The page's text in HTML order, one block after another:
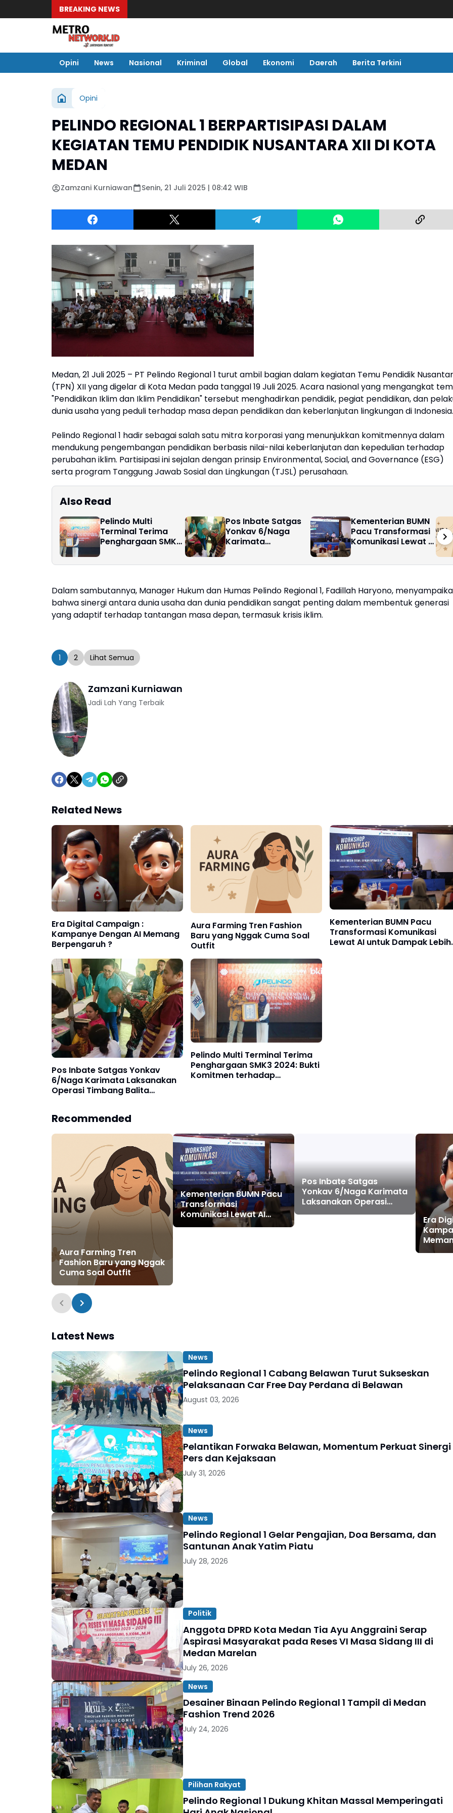
BREAKING NEWS
Opini News Nasional Kriminal Global Ekonomi Daerah Berita Terkini
Opini
PELINDO REGIONAL 1 BERPARTISIPASI DALAM
KEGIATAN TEMU PENDIDIK NUSANTARA XII DI KOTA
MEDAN
Zamzani Kurniawan Senin, 21 Juli 2025 | 08:42 WIB
Medan, 21 Juli 2025 – PT Pelindo Regional 1 turut ambil bagian dalam kegiatan Temu Pendidik
(TPN) XII yang digelar di Kota Medan pada tanggal 19 Juli 2025. Acara nasional yang mengangkat
"Pendidikan Iklim dan Iklim Pendidikan" tersebut menghadirkan pendidik, pegiat pendidikan, dan
dunia usaha yang peduli terhadap masa depan pendidikan dan keberlanjutan lingkungan di Indonesia.
Pelindo Regional 1 hadir sebagai salah satu mitra korporasi yang menunjukkan komitmennya dalam
mendukung pengembangan pendidikan berbasis nilai-nilai keberlanjutan dan kepedulian terhadap
perubahan iklim. Partisipasi ini sejalan dengan prinsip Environmental, Social, and Governance (ESG)
serta program Tanggung Jawab Sosial dan Lingkungan (TJSL) perusahaan.
Also Read
Pelindo Multi
Terminal Terima
Penghargaan SMK3
Komitmen terhadap
Pos Inbate Satgas
Yonkav 6/Naga
Karimata
Timbang Balita
Kementerian BUMN
Pacu Transformasi
Komunikasi Lewat AI
Luas ke Masyarakat
Dalam sambutannya, Manager Hukum dan Humas Pelindo Regional 1, Fadillah Haryono,
bahwa sinergi antara dunia usaha dan dunia pendidikan sangat penting dalam membentuk generasi
yang adaptif terhadap tantangan masa depan, termasuk krisis iklim.
1 2 Lihat Semua
Zamzani Kurniawan
Jadi Lah Yang Terbaik
Related News
Era Digital Campaign :
Kampanye Dengan AI Memang
Berpengaruh ?
Aura Farming Tren Fashion
Baru yang Nggak Cuma Soal
Outfit
Kementerian BUMN Pacu
Transformasi Komunikasi
Lewat AI untuk Dampak Lebih
Pos Inbate Satgas Yonkav
6/Naga Karimata Laksanakan
Operasi Timbang Balita
Pelindo Multi Terminal Terima
Penghargaan SMK3 2024: Bukti
Komitmen terhadap
Recommended
Aura Farming Tren
Fashion Baru yang Nggak
Cuma Soal Outfit
Kementerian BUMN Pacu
Transformasi
Komunikasi Lewat AI
untuk Dampak Lebih Luas
Pos Inbate Satgas
Yonkav 6/Naga Karimata
Laksanakan Operasi
Timbang Balita Bersama
Era
Latest News
News
Pelindo Regional 1 Cabang Belawan Turut Sukseskan
Pelaksanaan Car Free Day Perdana di Belawan
August 03, 2026
News
Pelantikan Forwaka Belawan, Momentum Perkuat Sinergi
Pers dan Kejaksaan
July 31, 2026
News
Pelindo Regional 1 Gelar Pengajian, Doa Bersama, dan
Santunan Anak Yatim Piatu
July 28, 2026
Politik
Anggota DPRD Kota Medan Tia Ayu Anggraini Serap
Aspirasi Masyarakat pada Reses VI Masa Sidang III di
Medan Marelan
July 26, 2026
News
Desainer Binaan Pelindo Regional 1 Tampil di Medan
Fashion Trend 2026
July 24, 2026
Pilihan Rakyat
Pelindo Regional 1 Dukung Khitan Massal Memperingati